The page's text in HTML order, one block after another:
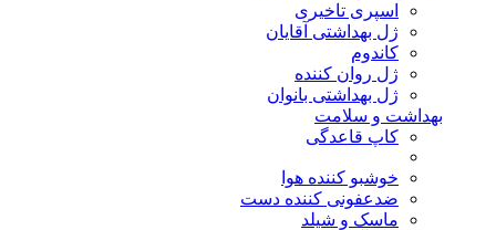
اسپری تاخیری
ژل بهداشتی آقایان
کاندوم
ژل روان کننده
ژل بهداشتی بانوان
بهداشت و سلامت
کاپ قاعدگی
خوشبو کننده هوا
ضدعفونی کننده دست
ماسک و شیلد